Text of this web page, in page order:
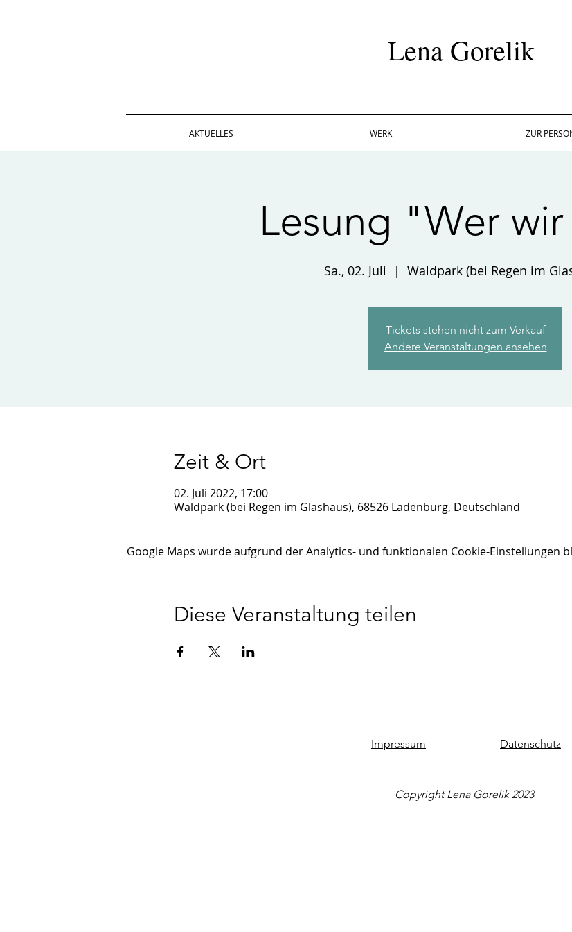
Lena Gorelik
AKTUELLES WERK ZUR
Lesung "Wer
Sa., 02. Juli
  |
Waldpark (bei Regen im
Tickets stehen nicht zum Verkauf
Andere Veranstaltungen ansehen
Zeit & Ort
02. Juli 2022, 17:00
Waldpark (bei Regen im Glashaus), 68526 Ladenburg, Deutschland
Google Maps wurde aufgrund der Analytics- und funktionalen Cookie-Einstellungen
Diese Veranstaltung teilen
Impressum Datenschutz
Copyright Lena Gorelik 2023